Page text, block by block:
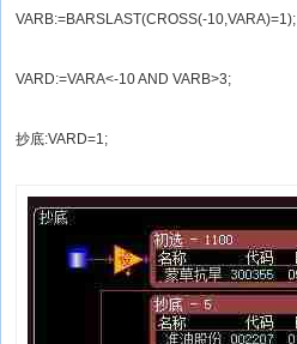
VARB:=BARSLAST(CROSS(-10,VARA)=1);
VARD:=VARA<-10 AND VARB>3;
抄底:VARD=1;